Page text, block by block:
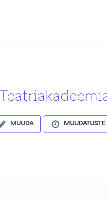
MUUDA MUUDATUSTE